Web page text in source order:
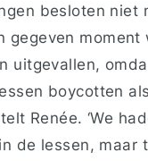
besloten niet
gegeven moment
uitgevallen,
boycotten
Renée. ‘We
de lessen, maar